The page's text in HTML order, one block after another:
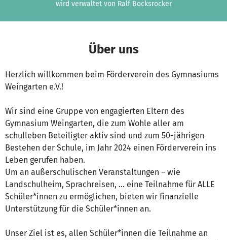
wird verwaltet von Ralf Bocksrocker
Über uns
Herzlich willkommen beim Förderverein des Gymnasiums
Weingarten e.V.!
Wir sind eine Gruppe von engagierten Eltern des
Gymnasium Weingarten, die zum Wohle aller am
schulleben Beteiligter aktiv sind und zum 50-jährigen
Bestehen der Schule, im Jahr 2024 einen Förderverein ins
Leben gerufen haben.
Um an außerschulischen Veranstaltungen – wie
Landschulheim, Sprachreisen, … eine Teilnahme für ALLE
Schüler*innen zu ermöglichen, bieten wir finanzielle
Unterstützung für die Schüler*innen an.
Unser Ziel ist es, allen Schüler*innen die Teilnahme an